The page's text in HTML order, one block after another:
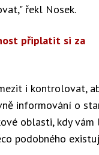
řekl Nosek.
připlatit si za
i kontrolovat,
informování o
oblasti, kdy vám
podobného